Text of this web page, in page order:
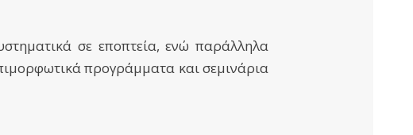
σε εποπτεία, ενώ παράλληλα
προγράμματα και σεμινάρια